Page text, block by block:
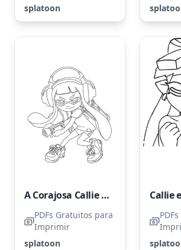
splatoon
A Corajosa Callie Está Preparada para um Confronto Colorido
PDFs Gratuitos para
Imprimir
splatoon